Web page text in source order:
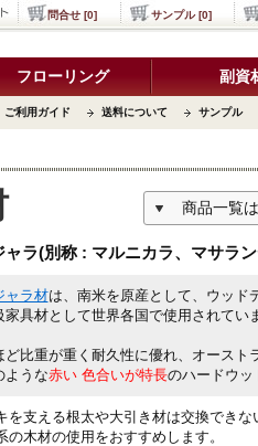
フローリング 副資
ご利用ガイド 送料について サンプル
問合せ [0] サンプル [0]
商品一覧
ャラ(別称 : マルニカラ、マサラ
ャラ材は、南米を原産として、ウッド
具材として世界各国で使用されてい
ど比重が重く耐久性に優れ、オースト
ような赤い 色合いが特長のハードウッ
を支える根太や大引き材は交換できな
の木材の使用をおすすめします。